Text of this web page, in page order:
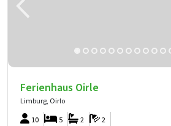
Ferienhaus Oirle
Limburg, Oirlo
10 2
2
5